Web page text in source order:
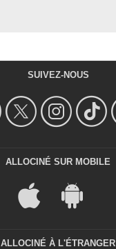
SUIVEZ-NOUS
ALLOCINÉ SUR MOBILE
ALLOCINÉ À L'ÉTRANGER